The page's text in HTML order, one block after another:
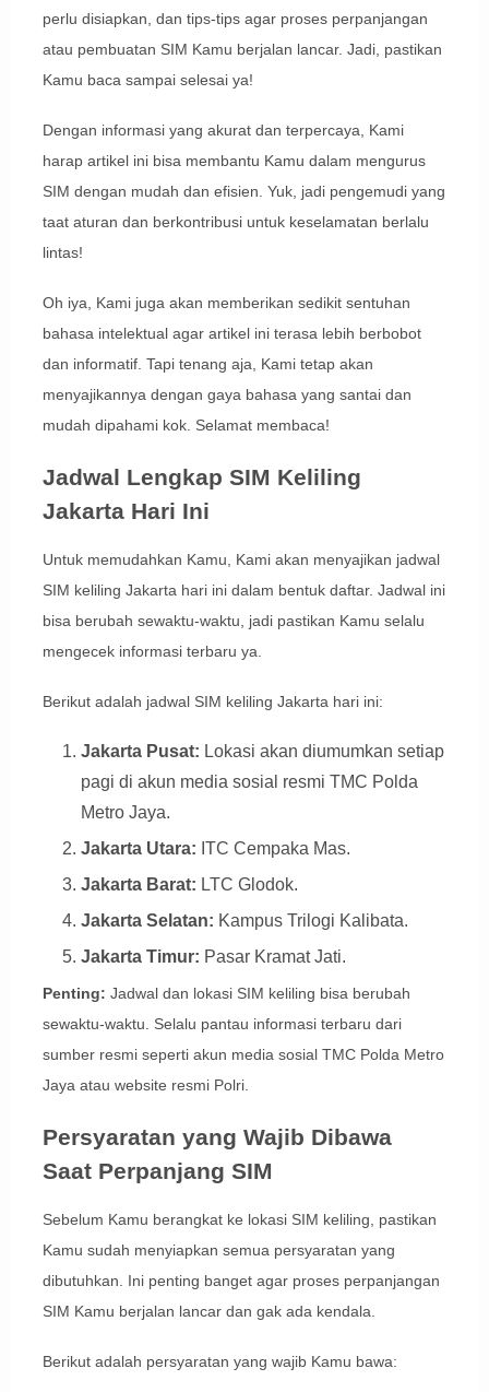
perlu disiapkan, dan tips-tips agar proses perpanjangan
atau pembuatan SIM Kamu berjalan lancar. Jadi, pastikan
Kamu baca sampai selesai ya!
Dengan informasi yang akurat dan terpercaya, Kami
harap artikel ini bisa membantu Kamu dalam mengurus
SIM dengan mudah dan efisien. Yuk, jadi pengemudi yang
taat aturan dan berkontribusi untuk keselamatan berlalu
lintas!
Oh iya, Kami juga akan memberikan sedikit sentuhan
bahasa intelektual agar artikel ini terasa lebih berbobot
dan informatif. Tapi tenang aja, Kami tetap akan
menyajikannya dengan gaya bahasa yang santai dan
mudah dipahami kok. Selamat membaca!
Jadwal Lengkap SIM Keliling
Jakarta Hari Ini
Untuk memudahkan Kamu, Kami akan menyajikan jadwal
SIM keliling Jakarta hari ini dalam bentuk daftar. Jadwal ini
bisa berubah sewaktu-waktu, jadi pastikan Kamu selalu
mengecek informasi terbaru ya.
Berikut adalah jadwal SIM keliling Jakarta hari ini:
Jakarta Pusat: Lokasi akan diumumkan setiap
pagi di akun media sosial resmi TMC Polda
Metro Jaya.
Jakarta Utara: ITC Cempaka Mas.
Jakarta Barat: LTC Glodok.
Jakarta Selatan: Kampus Trilogi Kalibata.
Jakarta Timur: Pasar Kramat Jati.
Penting: Jadwal dan lokasi SIM keliling bisa berubah
sewaktu-waktu. Selalu pantau informasi terbaru dari
sumber resmi seperti akun media sosial TMC Polda Metro
Jaya atau website resmi Polri.
Persyaratan yang Wajib Dibawa
Saat Perpanjang SIM
Sebelum Kamu berangkat ke lokasi SIM keliling, pastikan
Kamu sudah menyiapkan semua persyaratan yang
dibutuhkan. Ini penting banget agar proses perpanjangan
SIM Kamu berjalan lancar dan gak ada kendala.
Berikut adalah persyaratan yang wajib Kamu bawa: